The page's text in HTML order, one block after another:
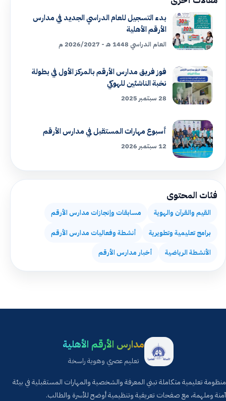
بدء التسجيل للعام الدراسي الجديد في مدارس
الأرقم الأهلية
العام الدراسي 1448 هـ - 2026/2027 م
فوز فريق مدارس الأرقم بالمركز الأول في بطولة
نخبة الناشئين للهوكي
28 سبتمبر 2025
أسبوع مهارات المستقبل في مدارس الأرقم
12 سبتمبر 2026
فئات المحتوى
القيم والقرآن والهوية مسابقات وإنجازات مدارس الأرقم
برامج تعليمية وتطويرية أنشطة وفعاليات مدارس الأرقم
الأنشطة الرياضية أخبار مدارس الأرقم
مدارس الأرقم الأهلية
تعليم عصري وهوية راسخة
منظومة تعليمية متكاملة تبني المعرفة والشخصية والمهارات المستقبلية في بيئة
آمنة وملهمة، مع صفحات تعريفية وتنظيمية أوضح للأسرة والطالب.